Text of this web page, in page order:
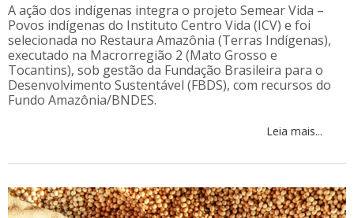
A ação dos indígenas integra o projeto Semear Vida –
Povos indígenas do Instituto Centro Vida (ICV) e foi
selecionada no Restaura Amazônia (Terras Indígenas),
executado na Macrorregião 2 (Mato Grosso e
Tocantins), sob gestão da Fundação Brasileira para o
Desenvolvimento Sustentável (FBDS), com recursos do
Fundo Amazônia/BNDES.
Leia mais...